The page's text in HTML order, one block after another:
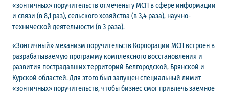
«зонтичных» поручительств отмечены у МСП в сфере информации
и связи (в 8,1 раз), сельского хозяйства (в 3,4 раза), научно-
технической деятельности (в 3 раза).
«Зонтичный» механизм поручительств Корпорации МСП встроен в
разрабатываемую программу комплексного восстановления и
развития пострадавших территорий Белгородской, Брянской и
Курской областей. Для этого был запущен специальный лимит
«зонтичных» поручительств, чтобы бизнес смог привлечь заемное